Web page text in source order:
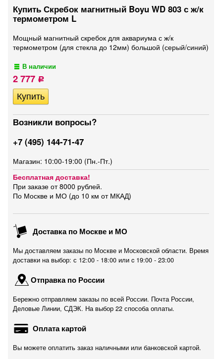
Купить Скребок магнитный Boyu WD 803 с ж/к
термометром L
Мощный магнитный скребок для аквариума с ж/к
термометром (для стекла до 12мм) большой (серый/синий)
В наличии
2 777 Р
Возникли вопросы?
+7 (495) 144-71-47
Магазин: 10:00-19:00 (Пн.-Пт.)
Бесплатная доставка!
При заказе от 8000 рублей.
По Москве и МО (до 10 км от МКАД)
Доставка по Москве и МО
Мы доставляем заказы по Москве и Московской области. Время
доставки на выбор: с 12:00 - 18:00 или c 19:00 - 23:00
Отправка по России
Бережно отправляем заказы по всей России. Почта России,
Деловые Линии, СДЭК. На выбор 22 способа оплаты.
Оплата картой
Вы можете оплатить заказ наличными или банковской картой.